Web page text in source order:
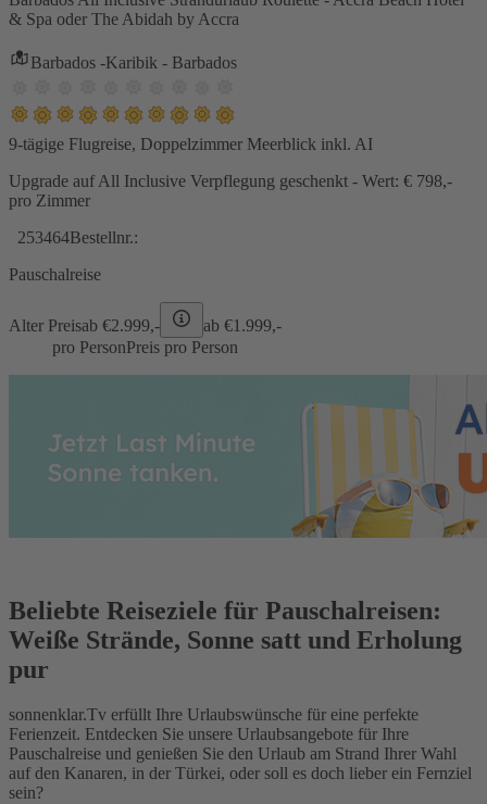
& Spa oder The Abidah by Accra
Barbados -Karibik - Barbados
9-tägige Flugreise, Doppelzimmer Meerblick inkl. AI
Upgrade auf All Inclusive Verpflegung geschenkt - Wert: € 798,-
pro Zimmer
253464Bestellnr.:
Pauschalreise
Alter Preisab €2.999,- ab €1.999,-
pro PersonPreis pro Person
Beliebte Reiseziele für Pauschalreisen:
Weiße Strände, Sonne satt und Erholung
pur
sonnenklar.Tv erfüllt Ihre Urlaubswünsche für eine perfekte
Ferienzeit. Entdecken Sie unsere Urlaubsangebote für Ihre
Pauschalreise und genießen Sie den Urlaub am Strand Ihrer Wahl
auf den Kanaren, in der Türkei, oder soll es doch lieber ein Fernziel
sein?